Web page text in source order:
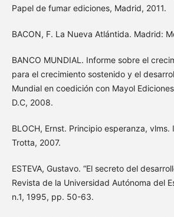
Papel de fumar ediciones, Madrid, 2011.
BACON, F. La Nueva Atlántida. Madrid:
BANCO MUNDIAL. Informe sobre el
para el crecimiento sostenido y el
Mundial en coedición con Mayol
D.C, 2008.
BLOCH, Ernst. Principio esperanza, vlms.
Trotta, 2007.
ESTEVA, Gustavo. “El secreto del
Revista de la Universidad Autónoma del
n.1, 1995, pp. 50-63.